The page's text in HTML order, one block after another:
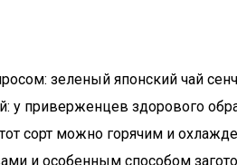
зеленый японский чай
у приверженцев здорового
сорт можно горячим и
и особенным способом